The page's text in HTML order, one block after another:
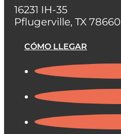
16231 IH-35
Pflugerville, TX 78660
CÓMO LLEGAR